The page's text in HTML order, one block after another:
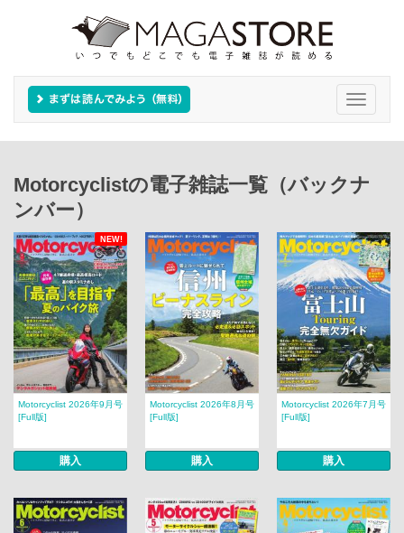
Toggle
Motorcyclistの電子雑誌一覧（バックナ
ンバー）
NEW!
Motorcyclist 2026年9月号
[Full版]
購入
Motorcyclist 2026年8月号
[Full版]
購入
Motorcyclist 2026年7月号
[Full版]
購入